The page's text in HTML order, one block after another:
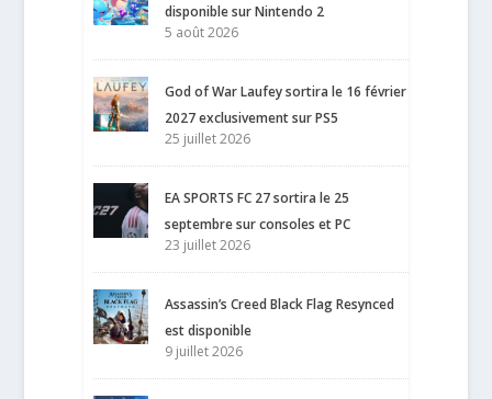
disponible sur Nintendo 2
5 août 2026
God of War Laufey sortira le 16 février
2027 exclusivement sur PS5
25 juillet 2026
EA SPORTS FC 27 sortira le 25
septembre sur consoles et PC
23 juillet 2026
Assassin’s Creed Black Flag Resynced
est disponible
9 juillet 2026